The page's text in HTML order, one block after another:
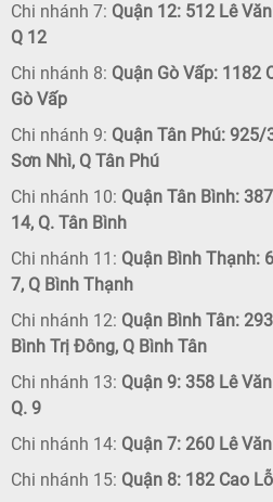
Chi nhánh 7: Quận 12: 512 Lê
Q 12
Chi nhánh 8: Quận Gò Vấp: 1182
Gò Vấp
Chi nhánh 9: Quận Tân Phú:
Sơn Nhì, Q Tân Phú
Chi nhánh 10: Quận Tân Bình:
14, Q. Tân Bình
Chi nhánh 11: Quận Bình Thạnh:
7, Q Bình Thạnh
Chi nhánh 12: Quận Bình Tân:
Bình Trị Đông, Q Bình Tân
Chi nhánh 13: Quận 9: 358 Lê
Q. 9
Chi nhánh 14: Quận 7: 260 Lê
Chi nhánh 15: Quận 8: 182 Cao